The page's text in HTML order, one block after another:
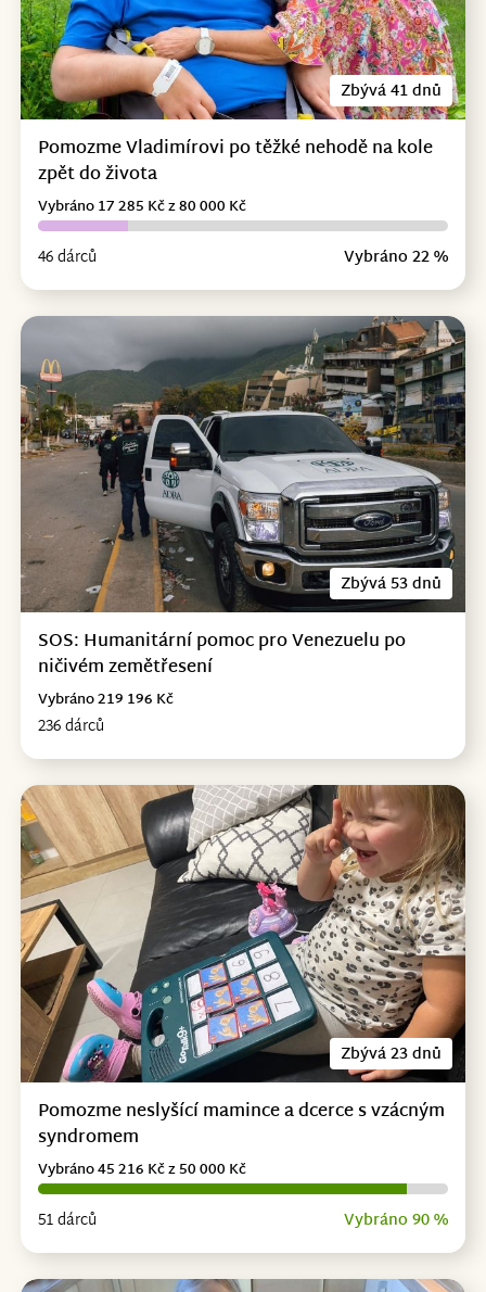
Zbývá 41 dnů
Pomozme Vladimírovi po těžké nehodě na kole
zpět do života
46 dárců Vybráno 22 %
Vybráno 17 285 Kč z 80 000 Kč
Zbývá 53 dnů
SOS: Humanitární pomoc pro Venezuelu po
ničivém zemětřesení
236 dárců
Vybráno 219 196 Kč
Zbývá 23 dnů
Pomozme neslyšící mamince a dcerce s vzácným
syndromem
51 dárců Vybráno 90 %
Vybráno 45 216 Kč z 50 000 Kč